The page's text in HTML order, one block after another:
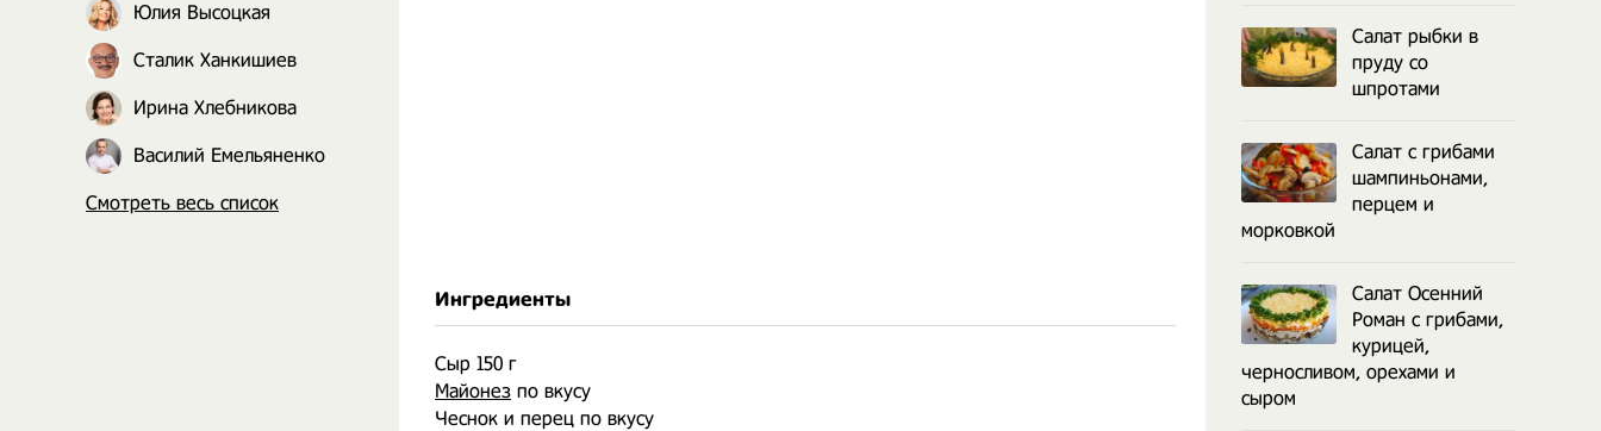
Ингредиенты
Сыр 150 г
Майонез по вкусу
Чеснок и перец по вкусу
Юлия Высоцкая
Сталик Ханкишиев
Ирина Хлебникова
Василий Емельяненко
Смотреть весь список
Салат рыбки в
пруду со
шпротами
Салат с грибами
шампиньонами,
перцем и
морковкой
Салат Осенний
Роман с грибами,
курицей,
черносливом, орехами и
сыром